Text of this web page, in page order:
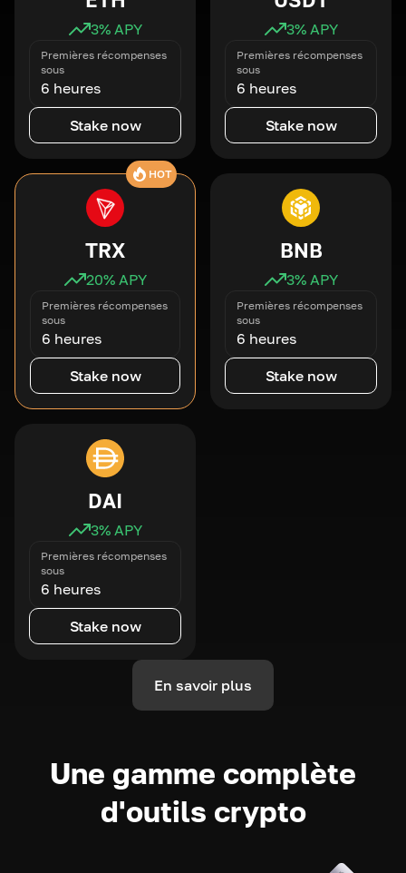
3% APY
Premières récompenses
sous
6 heures
Stake now
3% APY
Premières récompenses
sous
6 heures
Stake now
HOT
TRX
20% APY
Premières récompenses
sous
6 heures
Stake now
BNB
3% APY
Premières récompenses
sous
6 heures
Stake now
DAI
3% APY
Premières récompenses
sous
6 heures
Stake now
En savoir plus
Une gamme complète
d'outils crypto